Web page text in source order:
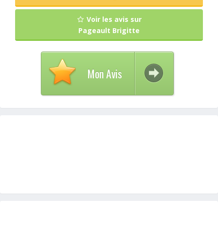
Voir les avis sur
Pageault Brigitte
Mon Avis